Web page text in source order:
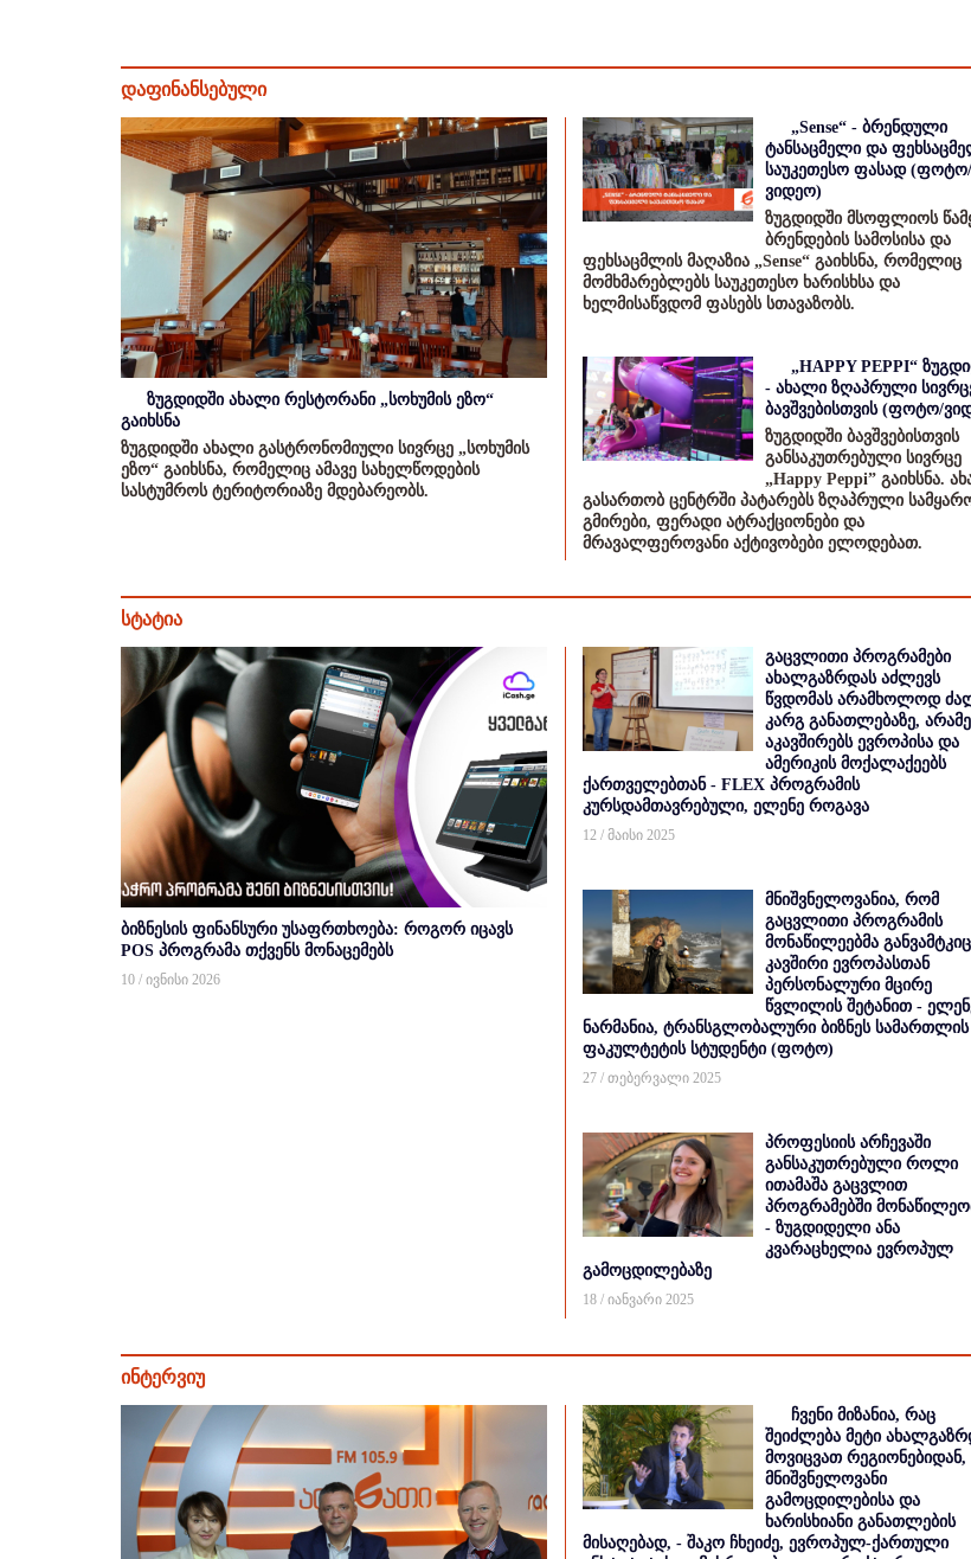
დაფინანსებული
ზუგდიდში ახალი რესტორანი „სოხუმის ეზო“
გაიხსნა
ზუგდიდში ახალი გასტრონომიული სივრცე „სოხუმის
ეზო“ გაიხსნა, რომელიც ამავე სახელწოდების
სასტუმროს ტერიტორიაზე მდებარეობს.
„Sense“ - ბრენდული
ტანსაცმელი და
საუკეთესო ფასად (ფოტო/
ვიდეო)
ზუგდიდში მსოფლიოს
ბრენდების სამოსისა და
ფეხსაცმლის მაღაზია „Sense“ გაიხსნა, რომელიც
მომხმარებლებს საუკეთესო ხარისხსა და
ხელმისაწვდომ ფასებს სთავაზობს.
„HAPPY PEPPI“
- ახალი ზღაპრული
ბავშვებისთვის (ფოტო/
ზუგდიდში ბავშვებისთვის
განსაკუთრებული სივრცე
„Happy Peppi” გაიხსნა.
გასართობ ცენტრში პატარებს ზღაპრული
გმირები, ფერადი ატრაქციონები და
მრავალფეროვანი აქტივობები ელოდებათ.
სტატია
ბიზნესის ფინანსური უსაფრთხოება: როგორ იცავს
POS პროგრამა თქვენს მონაცემებს
10 / ივნისი 2026
გაცვლითი პროგრამები
ახალგაზრდას აძლევს
წვდომას არამხოლოდ
კარგ განათლებაზე,
აკავშირებს ევროპისა და
ამერიკის მოქალაქეებს
ქართველებთან - FLEX პროგრამის
კურსდამთავრებული, ელენე როგავა
12 / მაისი 2025
მნიშვნელოვანია, რომ
გაცვლითი პროგრამის
მონაწილეებმა
კავშირი ევროპასთან
პერსონალური მცირე
წვლილის შეტანით -
ნარმანია, ტრანსგლობალური ბიზნეს სამართლის
ფაკულტეტის სტუდენტი (ფოტო)
27 / თებერვალი 2025
პროფესიის არჩევაში
განსაკუთრებული როლი
ითამაშა გაცვლით
პროგრამებში
- ზუგდიდელი ანა
კვარაცხელია ევროპულ
გამოცდილებაზე
18 / იანვარი 2025
ინტერვიუ
ჩვენი მიზანია, რაც
შეიძლება მეტი
მოვიცვათ რეგიონებიდან,
მნიშვნელოვანი
გამოცდილებისა და
ხარისხიანი განათლების
მისაღებად, - შაკო ჩხეიძე, ევროპულ-ქართული